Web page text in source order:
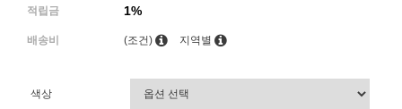
적립금 1%
배송비 (조건) 지역별
색상